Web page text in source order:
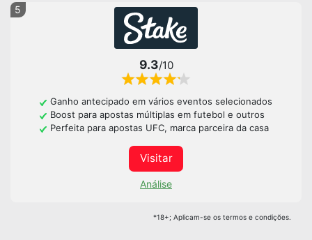
5
9.3/10
Ganho antecipado em vários eventos selecionados
Boost para apostas múltiplas em futebol e outros
Perfeita para apostas UFC, marca parceira da casa
Visitar
Análise
*18+; Aplicam-se os termos e condições.